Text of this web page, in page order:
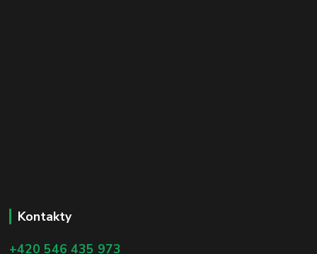
Kontakty
+420 546 435 973